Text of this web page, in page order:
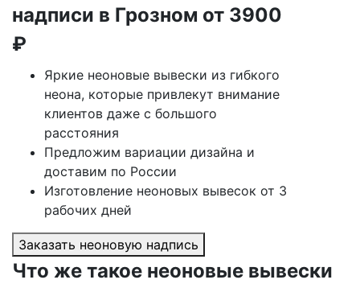
надписи в Грозном от 3900
₽
Яркие неоновые вывески из гибкого
неона, которые привлекут внимание
клиентов даже с большого
расстояния
Предложим вариации дизайна и
доставим по России
Изготовление неоновых вывесок от 3
рабочих дней
Заказать неоновую надпись
Что же такое неоновые вывески